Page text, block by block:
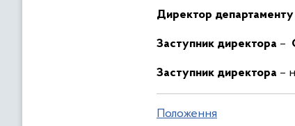
Директор департаменту
Заступник директора –
Заступник директора –
Положення